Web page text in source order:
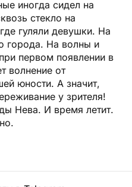
иногда сидел на
стекло на
гуляли девушки. На
города. На волны и
первом появлении в
волнение от
юности. А значит,
у зрителя!
Нева. И время летит.